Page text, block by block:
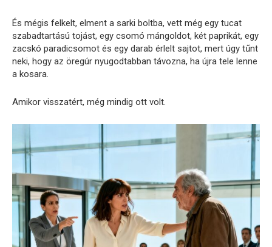
És mégis felkelt, elment a sarki boltba, vett még egy tucat
szabadtartású tojást, egy csomó mángoldot, két paprikát, egy
zacskó paradicsomot és egy darab érlelt sajtot, mert úgy tűnt
neki, hogy az öregúr nyugodtabban távozna, ha újra tele lenne
a kosara.
Amikor visszatért, még mindig ott volt.